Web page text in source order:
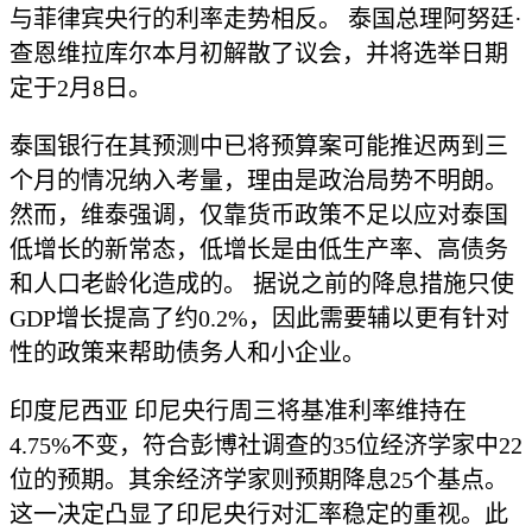
与菲律宾央行的利率走势相反。 泰国总理阿努廷·
查恩维拉库尔本月初解散了议会，并将选举日期
定于2月8日。
泰国银行在其预测中已将预算案可能推迟两到三
个月的情况纳入考量，理由是政治局势不明朗。
然而，维泰强调，仅靠货币政策不足以应对泰国
低增长的新常态，低增长是由低生产率、高债务
和人口老龄化造成的。 据说之前的降息措施只使
GDP增长提高了约0.2%，因此需要辅以更有针对
性的政策来帮助债务人和小企业。
印度尼西亚 印尼央行周三将基准利率维持在
4.75%不变，符合彭博社调查的35位经济学家中22
位的预期。其余经济学家则预期降息25个基点。
这一决定凸显了印尼央行对汇率稳定的重视。此